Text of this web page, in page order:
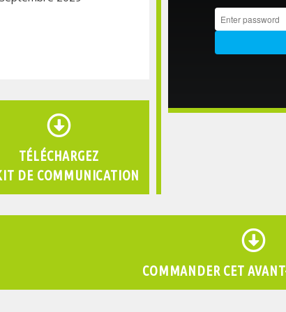
TÉLÉCHARGEZ
DE COMMUNICATION
COMMANDER CET